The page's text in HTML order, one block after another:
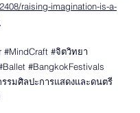
raising-imagination-is-a-
#MindCraft #จิตวิทยา
#BangkokFestivals
รมศิลปะการแสดงและดนตรี